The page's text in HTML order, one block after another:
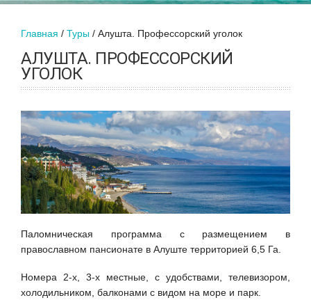
Главная Туры Алушта. Профессорский уголок
АЛУШТА. ПРОФЕССОРСКИЙ
УГОЛОК
Паломническая программа с размещением в
православном пансионате в Алуште территорией 6,5 Га.
Номера 2-х, 3-х местные, с удобствами, телевизором,
холодильником, балконами с видом на море и парк.